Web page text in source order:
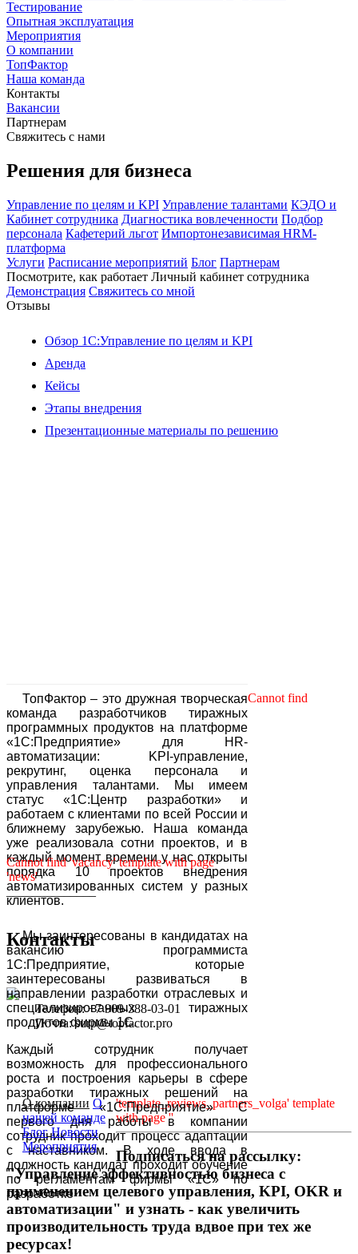
Тестирование
Опытная эксплуатация
Мероприятия
О компании
ТопФактор
Наша команда
Контакты
Вакансии
Партнерам
Свяжитесь с нами
Решения для бизнеса
Управление по целям и KPI Управление талантами КЭДО и
Кабинет сотрудника Диагностика вовлеченности Подбор
персонала Кафетерий льгот Импортонезависимая HRM-
платформа
Услуги Расписание мероприятий Блог Партнерам
Посмотрите, как работает Личный кабинет сотрудника
Демонстрация Свяжитесь со мной
Отзывы
Обзор 1С:Управление по целям и KPI
Аренда
Кейсы
Этапы внедрения
Презентационные материалы по решению
ТопФактор – это дружная творческая
команда разработчиков тиражных
программных продуктов на платформе
«1С:Предприятие» для HR-
автоматизации: KPI-управление,
рекрутинг, оценка персонала и
управления талантами. Мы имеем
статус «1С:Центр разработки» и
работаем с клиентами по всей России и
ближнему зарубежью. Наша команда
уже реализовала сотни проектов, и в
каждый момент времени у нас открыты
порядка 10 проектов внедрения
автоматизированных систем у разных
клиентов.
Мы заинтересованы в кандидатах на
вакансию программиста
1С:Предприятие, которые
заинтересованы развиваться в
направлении разработки отраслевых и
специализированных тиражных
продуктов фирмы 1С.
Каждый сотрудник получает
возможность для профессионального
роста и построения карьеры в сфере
разработки тиражных решений на
платформе «1С:Предприятие» С
первого дня работы в компании
сотрудник проходит процесс адаптации
с наставником. В ходе ввода в
должность кандидат проходит обучение
по регламентам фирмы «1С» по
разработке
Cannot find 'vacancy' template with page
'news'
______________
Контакты
Телефон: +7 909-388-03-01
Почта: surp@topfactor.pro
О компании О
нашей команде
Блог Новости
Мероприятия
Cannot find
'template_reviews_partners_volga' template
with page ''
Подписаться на рассылку:
"Управление эффективностью бизнеса с
применением целевого управления, KPI, OKR и
автоматизации" и узнать - как увеличить
производительность труда вдвое при тех же
ресурсах!